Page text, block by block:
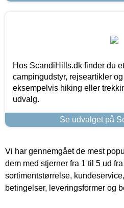
Hos ScandiHills.dk finder du
campingudstyr, rejseartikler og
eksempelvis hiking eller
udvalg.
Se udvalget på
Vi har gennemgået de mest
dem med stjerner fra 1 til 5 ud
sortimentstørrelse,
betingelser, leveringsformer og